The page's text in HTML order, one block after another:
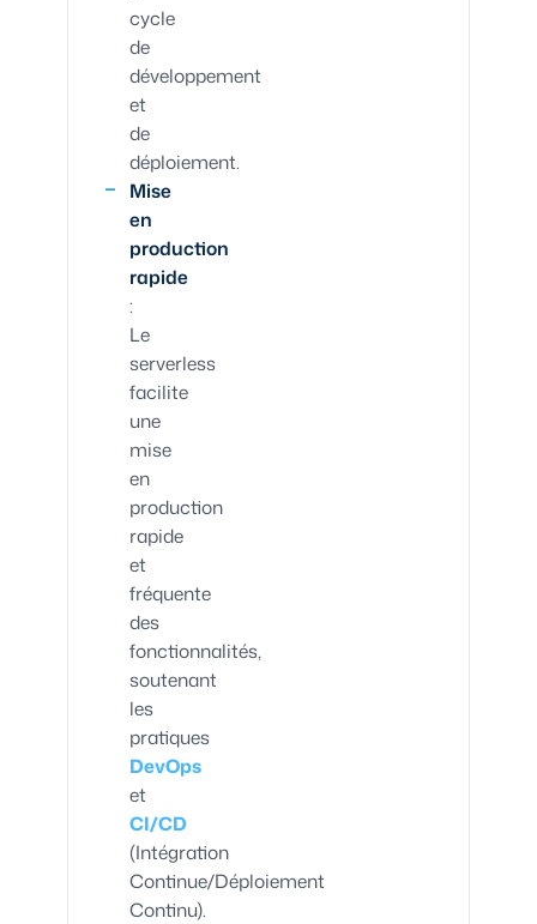
cycle
de
développement
et
de
déploiement.
Mise
en
production
rapide
:
Le
serverless
facilite
une
mise
en
production
rapide
et
fréquente
des
fonctionnalités,
soutenant
les
pratiques
DevOps
et
CI/CD
(Intégration
Continue/Déploiement
Continu).